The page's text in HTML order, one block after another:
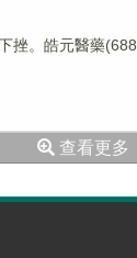
挫。皓元醫藥
查看更多